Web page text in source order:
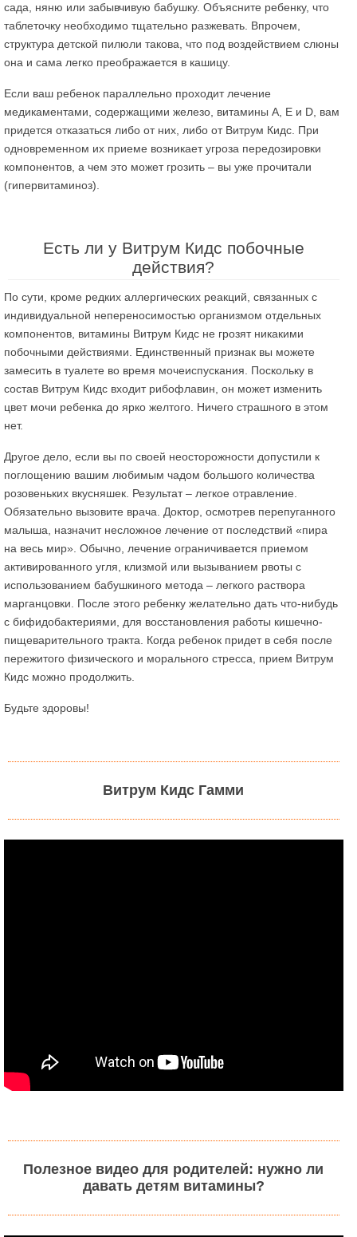
сада, няню или забывчивую бабушку. Объясните ребенку, что
таблеточку необходимо тщательно разжевать. Впрочем,
структура детской пилюли такова, что под воздействием слюны
она и сама легко преображается в кашицу.
Если ваш ребенок параллельно проходит лечение
медикаментами, содержащими железо, витамины А, Е и D, вам
придется отказаться либо от них, либо от Витрум Кидс. При
одновременном их приеме возникает угроза передозировки
компонентов, а чем это может грозить – вы уже прочитали
(гипервитаминоз).
Есть ли у Витрум Кидс побочные
действия?
По сути, кроме редких аллергических реакций, связанных с
индивидуальной непереносимостью организмом отдельных
компонентов, витамины Витрум Кидс не грозят никакими
побочными действиями. Единственный признак вы можете
замесить в туалете во время мочеиспускания. Поскольку в
состав Витрум Кидс входит рибофлавин, он может изменить
цвет мочи ребенка до ярко желтого. Ничего страшного в этом
нет.
Другое дело, если вы по своей неосторожности допустили к
поглощению вашим любимым чадом большого количества
розовеньких вкусняшек. Результат – легкое отравление.
Обязательно вызовите врача. Доктор, осмотрев перепуганного
малыша, назначит несложное лечение от последствий «пира
на весь мир». Обычно, лечение ограничивается приемом
активированного угля, клизмой или вызыванием рвоты с
использованием бабушкиного метода – легкого раствора
марганцовки. После этого ребенку желательно дать что-нибудь
с бифидобактериями, для восстановления работы кишечно-
пищеварительного тракта. Когда ребенок придет в себя после
пережитого физического и морального стресса, прием Витрум
Кидс можно продолжить.
Будьте здоровы!
Витрум Кидс Гамми
Полезное видео для родителей: нужно ли
давать детям витамины?